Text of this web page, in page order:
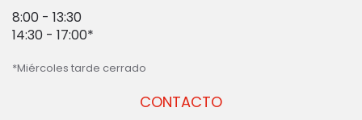
CONTACTO
8:00 - 13:30
14:30 - 17:00*
*Miércoles tarde cerrado